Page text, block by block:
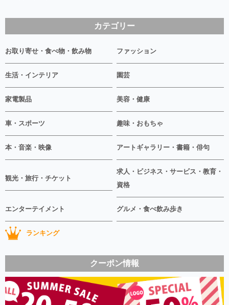
カテゴリー
お取り寄せ・食べ物・飲み物 ファッション
生活・インテリア 園芸
家電製品 美容・健康
車・スポーツ 趣味・おもちゃ
本・音楽・映像 アートギャラリー・書籍・俳句
観光・旅行・チケット
求人・ビジネス・サービス・教育・
資格
エンターテイメント グルメ・食べ飲み歩き
ランキング
クーポン情報